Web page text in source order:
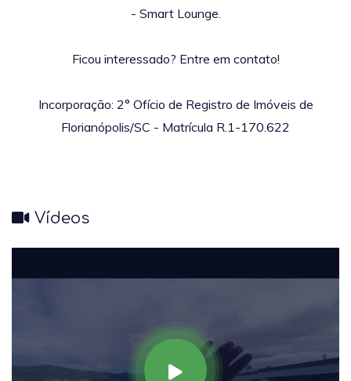
- Smart Lounge.
Ficou interessado? Entre em contato!
Incorporação: 2° Ofício de Registro de Imóveis de
Florianópolis/SC - Matrícula R.1-170.622
Vídeos